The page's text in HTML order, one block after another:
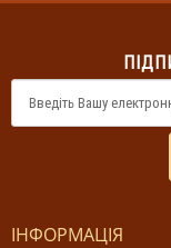
ІНФОРМАЦІЯ